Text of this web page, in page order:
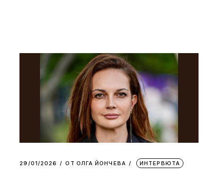
29/01/2026 ОТ ОЛГА ЙОНЧЕВА ИНТЕРВЮТА